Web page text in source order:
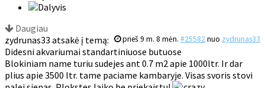
Daugiau
prieš 9 m. 8 mėn. #25582nuo zydrunas33
zydrunas33 atsakė į temą:
Didesni akvariumai standartiniuose butuose
Blokiniam name turiu sudejes ant 0.7 m2 apie 1000ltr. Ir dar
plius apie 3500 ltr. tame paciame kambaryje. Visas svoris stovi